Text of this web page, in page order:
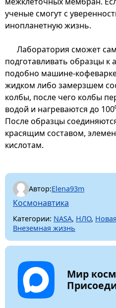
ученые смогут с
инопланетную жизнь.
Лаборатория сможет
подготавливать образцы к
подобно машине-
жидком либо замерзшем
колбы, после чего колбы
водой и нагреваются до
После образцы
красящим составом,
кислотам.
Автор:Elena93m
Космонавтика
Категории: NASA, НЛО,
Внеземная жизнь
Мир